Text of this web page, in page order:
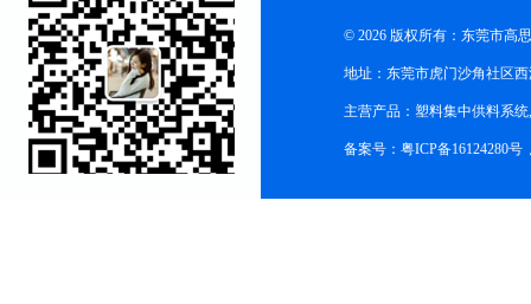
© 2026 版权所有：东莞市高
地址：东莞市虎门沙角社区
主营产品：塑料集中供料系
备案号：粤ICP备16124280号